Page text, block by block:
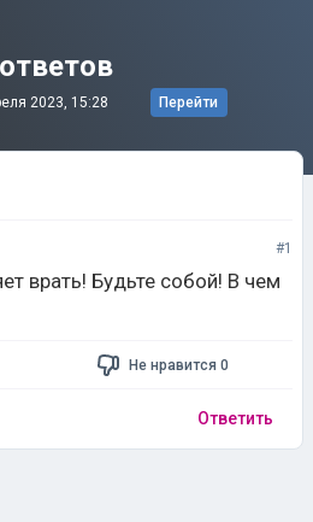
2023, 15:28 Перейти
#1
врать! Будьте собой! В чем
Не нравится 0
Ответить